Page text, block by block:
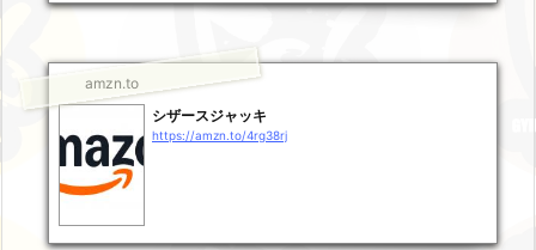
amzn.to
シザースジャッキ
https://amzn.to/4rg38rj